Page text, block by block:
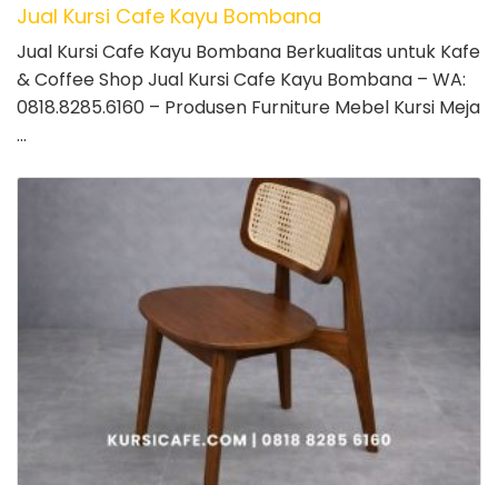
Jual Kursi Cafe Kayu Bombana
Jual Kursi Cafe Kayu Bombana Berkualitas untuk Kafe
& Coffee Shop Jual Kursi Cafe Kayu Bombana – WA:
0818.8285.6160 – Produsen Furniture Mebel Kursi Meja
…